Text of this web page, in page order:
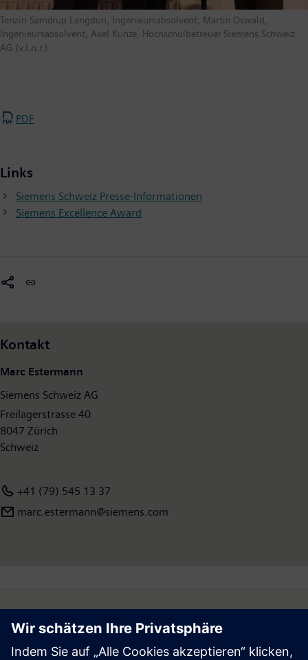
Tenzin Samdrup Langdun, Ingenieursabsolvent; Martin Oswald,
Ingenieursabsolvent; Axel Kunze, Hochschulbetreuer Siemens Schweiz
AG (v.l.n.r.)
PDF
Links
Siemens Schweiz Presse-Informationen
Siemens Excellence Award
Kontakt
Marc Estermann
Siemens Schweiz AG
Freilagerstrasse 40
8047 Zürich
Schweiz
+41 (79) 545 13 37
marc.estermann@siemens.com
Follow